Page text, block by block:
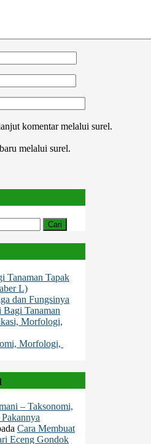
komentar melalui surel.
melalui surel.
Tanaman Tapak
L)
dan Fungsinya
Bagi Tanaman
Morfologi,
Morfologi,
– Taksonomi,
Cara Membuat
Eceng Gondok